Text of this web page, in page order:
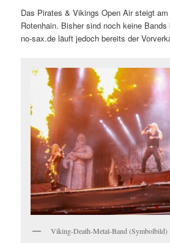
Das Pirates & Vikings Open Air steigt
Rotenhain. Bisher sind noch keine
no-sax.de läuft jedoch bereits der
Viking-Death-Metal-Band (Symbolbild)